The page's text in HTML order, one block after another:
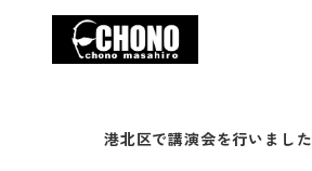
港北区で講演会を行いました